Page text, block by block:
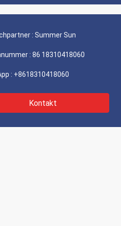
: Summer Sun
: 86 18310418060
: +8618310418060
Kontakt